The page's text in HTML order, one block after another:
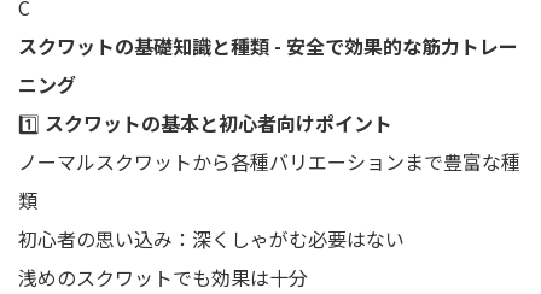
C
スクワットの基礎知識と種類 - 安全で効果的な筋力トレー
ニング
1️⃣ スクワットの基本と初心者向けポイント
ノーマルスクワットから各種バリエーションまで豊富な種
類
初心者の思い込み：深くしゃがむ必要はない
浅めのスクワットでも効果は十分